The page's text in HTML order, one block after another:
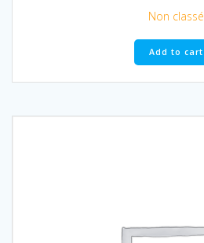
Non classé
Add to cart